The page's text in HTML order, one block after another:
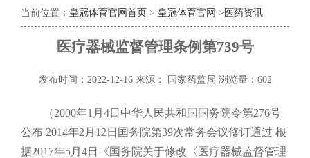
当前位置： 皇冠体育官网首页 > 皇冠体育官网 > 医药资讯
医疗器械监督管理条例第739号
发布时间：2022-12-16 来源： 国家药监局 浏览量：602
（2000年1月4日中华人民共和国国务院令第276号
公布 2014年2月12日国务院第39次常务会议修订通过 根
据2017年5月4日《国务院关于修改〈医疗器械监督管理